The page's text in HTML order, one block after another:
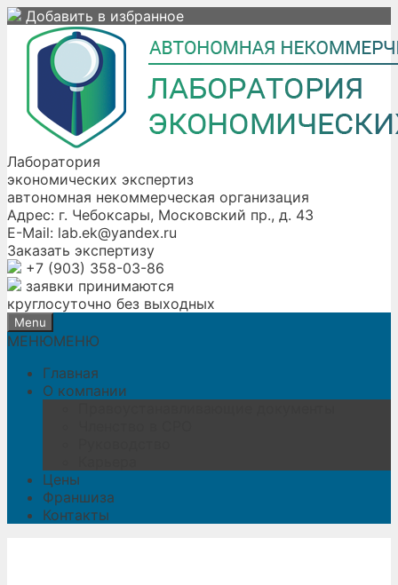
Skip
content
Добавить в избранное
Лаборатория
экономических экспертиз
автономная некоммерческая организация
Адрес: г. Чебоксары, Московский пр., д. 43
E-Mail: lab.ek@yandex.ru
Заказать экспертизу
+7 (903) 358-03-86
заявки принимаются
круглосуточно без выходных
Menu
МЕНЮМЕНЮ
Главная
О компании
Цены
Франшиза
Контакты